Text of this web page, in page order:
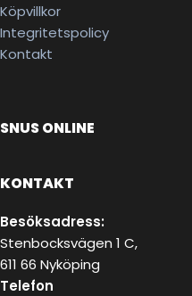
Köpvillkor
Integritetspolicy
Kontakt
SNUS ONLINE
KONTAKT
Besöksadress:
Stenbocksvägen 1 C,
611 66 Nyköping
Telefon